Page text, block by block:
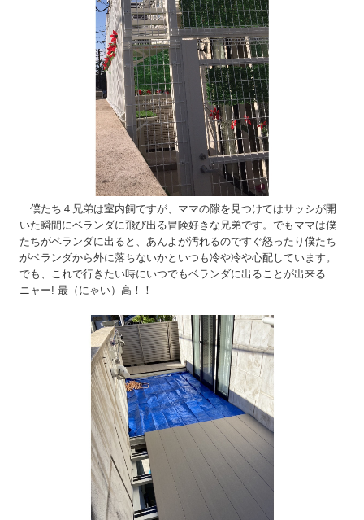
僕たち４兄弟は室内飼ですが、ママの隙を見つけてはサッシが開
いた瞬間にベランダに飛び出る冒険好きな兄弟です。でもママは僕
たちがベランダに出ると、あんよが汚れるのですぐ怒ったり僕たち
がベランダから外に落ちないかといつも冷や冷や心配しています。
でも、これで行きたい時にいつでもベランダに出ることが出来る
ニャー! 最（にゃい）高！！